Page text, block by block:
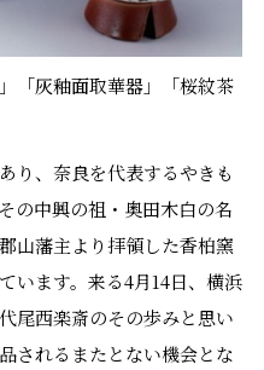
「灰釉面取華器」「桜紋茶
り、奈良を代表するやきも
の中興の祖・奥田木白の名
山藩主より拝領した香柏窯
います。来る4月14日、横浜
尾西楽斎のその歩みと思い
されるまたとない機会とな